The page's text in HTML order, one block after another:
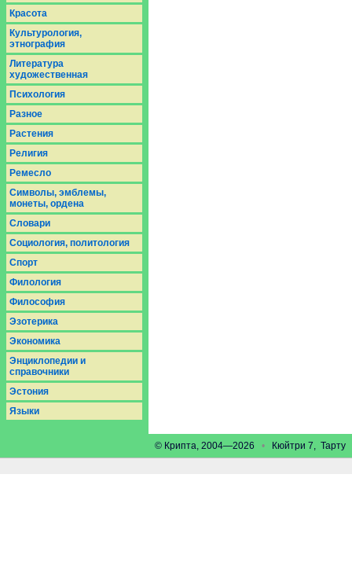
Красота
Культурология,
этнография
Литература
художественная
Психология
Разное
Растения
Религия
Ремесло
Символы, эмблемы,
монеты, ордена
Словари
Социология, политология
Спорт
Филология
Философия
Эзотерика
Экономика
Энциклопедии и
справочники
Эстония
Языки
© Крипта, 2004—2026 • Кюйтри 7, Тарту